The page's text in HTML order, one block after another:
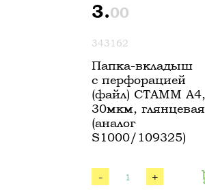
3.00
343162
Папка-вкладыш
с перфорацией
(файл) СТАММ А4,
30мкм, глянцевая
(аналог
S1000/109325)
- +